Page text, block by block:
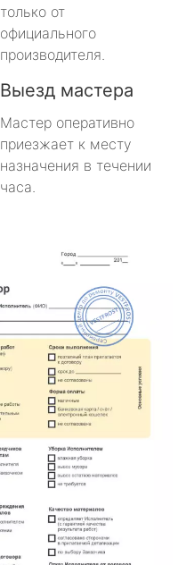
только от
официального
производителя.
Выезд мастера
Мастер оперативно
приезжает к месту
назначения в течении
часа.